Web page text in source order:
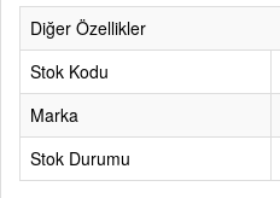
Diğer Özellikler
Stok Kodu
Marka
Stok Durumu